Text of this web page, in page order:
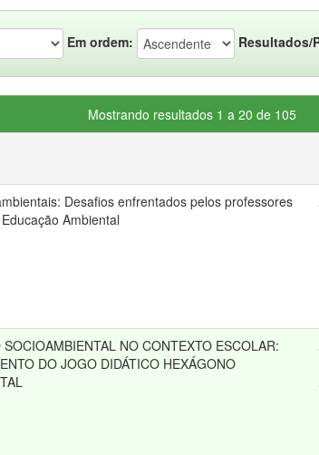
Em ordem: Resultados/
Mostrando resultados 1 a 20 de 105
Desafios enfrentados pelos professores
Ambiental
SOCIOAMBIENTAL NO CONTEXTO ESCOLAR:
DO JOGO DIDÁTICO HEXÁGONO